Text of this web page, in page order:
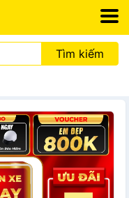
Tìm kiếm